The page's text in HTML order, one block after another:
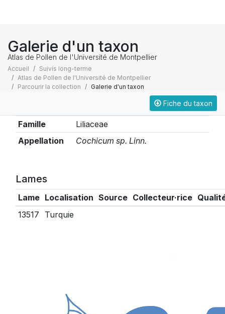
Galerie d'un taxon
Atlas de Pollen de l'Université de Montpellier
Accueil
Suivis long-terme
Atlas de Pollen de l'Université de Montpellier
Parcourir la collection
Galerie d'un taxon
Fiche du taxon
Famille
Liliaceae
Appellation
Cochicum sp. Linn.
Lames
Lame Localisation Source Collecteur·rice
13517
Turquie